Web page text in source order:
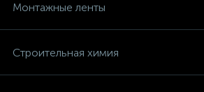
Монтажные ленты
Строительная химия